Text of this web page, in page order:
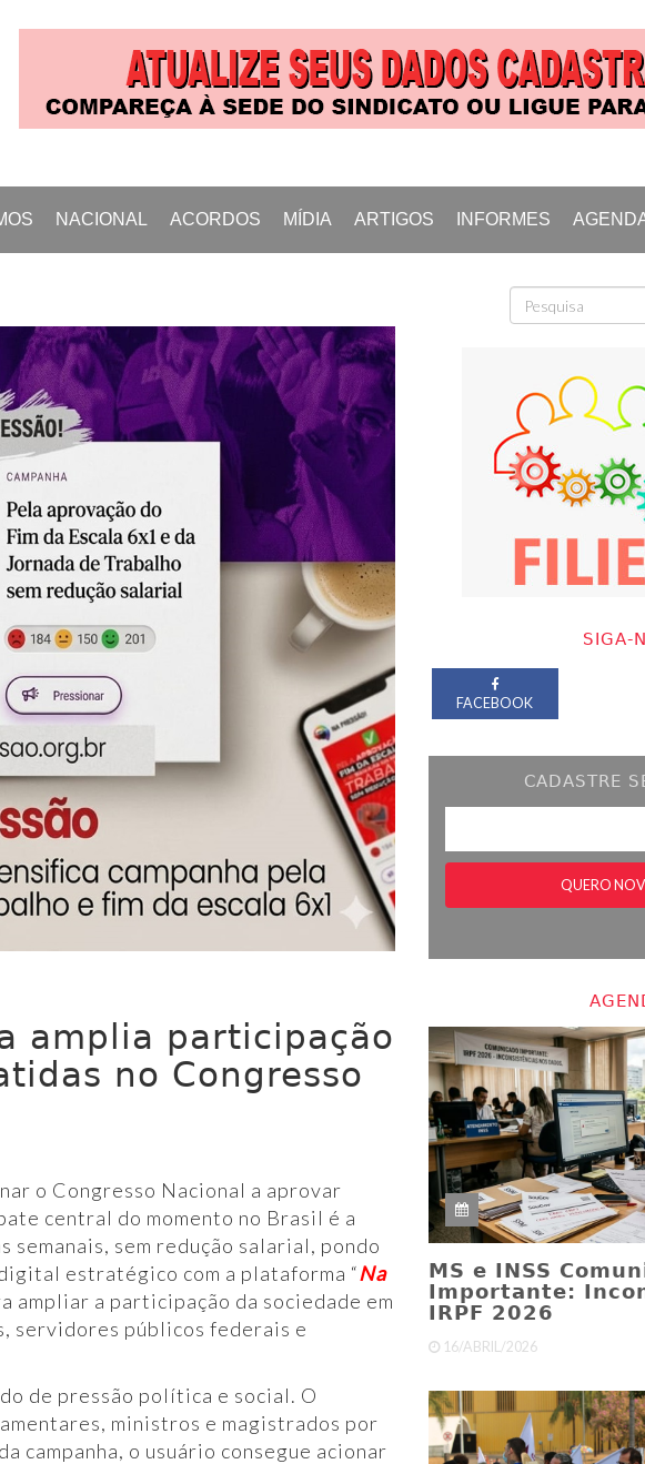
NACIONAL ACORDOS
Legislações
MÍDIA
Links Úteis
ARTIGOS INFORMES
amplia participação
no Congresso
o Congresso Nacional a aprovar
central do momento no Brasil é a
semanais, sem redução salarial, pondo
estratégico com a plataforma “Na
ampliar a participação da sociedade em
servidores públicos federais e
de pressão política e social. O
ministros e magistrados por
campanha, o usuário consegue acionar
SIGA-
FACEBOOK
CADASTRE
MS e INSS
Importante:
IRPF 2026
16/ABRIL/2026